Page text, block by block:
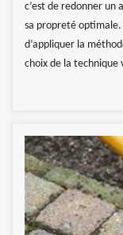
c’est de redonner un
sa propreté optimale.
d’appliquer la
choix de la technique